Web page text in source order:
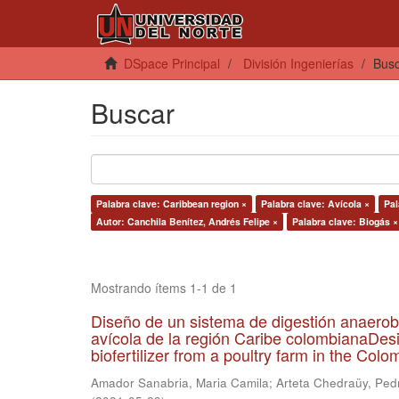
DSpace Principal División Ingenierías
Buscar
Palabra clave: Caribbean region × Palabra clave: Avícola ×
Autor: Canchila Benítez, Andrés Felipe ×
Palabra clave: Biogás ×
Mostrando ítems 1-1 de 1
Diseño de un sistema de digestión
avícola de la región Caribe
biofertilizer from a poultry farm in the
Amador Sanabria, Maria Camila; Arteta Chedraüy,